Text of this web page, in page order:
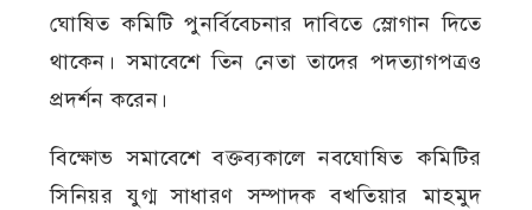
ঘোষিত কমিটি পুনর্বিবেচনার দাবিতে স্লোগান দিতে
থাকেন। সমাবেশে তিন নেতা তাদের পদত্যাগপত্রও
প্রদর্শন করেন।
বিক্ষোভ সমাবেশে বক্তব্যকালে নবঘোষিত কমিটির
সিনিয়র যুগ্ম সাধারণ সম্পাদক বখতিয়ার মাহমুদ